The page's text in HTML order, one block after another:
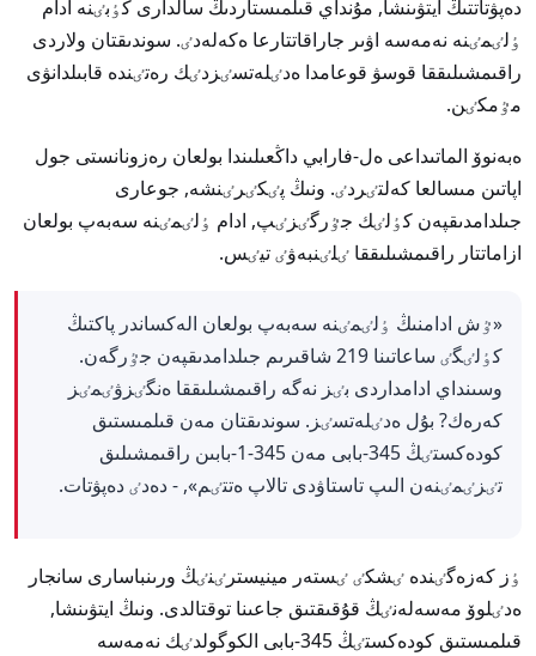
دەپۋتاتتىڭ ايتۋىنشا, مۇنداي قىلمىستاردىڭ سالدارى كٶبٸنە ادام
ٶلٸمٸنە نەمەسە اۋىر جاراقاتتارعا ەكەلەدٸ. سوندىقتان ولاردى
راقىمشىلىققا قوسۋ قوعامدا ەدٸلەتسٸزدٸك رەتٸندە قابىلدانۋى
مٷمكٸن.
ەبەنوۆ الماتىداعى ەل-فارابي داڭعىلىندا بولعان رەزونانستى جول
اپاتىن مىسالعا كەلتٸردٸ. ونىڭ پٸكٸرٸنشە, جوعارى
جىلدامدىقپەن كٶلٸك جٷرگٸزٸپ, ادام ٶلٸمٸنە سەبەپ بولعان
ازاماتتار راقىمشىلىققا ٸلٸنبەۋٸ تيٸس.
«ٷش ادامنىڭ ٶلٸمٸنە سەبەپ بولعان الەكساندر پاكتىڭ
كٶلٸگٸ ساعاتىنا 219 شاقىرىم جىلدامدىقپەن جٷرگەن.
وسىنداي ادامداردى بٸز نەگە راقىمشىلىققا ەنگٸزۋٸمٸز
كەرەك? بۇل ەدٸلەتسٸز. سوندىقتان مەن قىلمىستىق
كودەكستٸڭ 345-بابى مەن 345-1-بابىن راقىمشىلىق
تٸزٸمٸنەن الىپ تاستاۋدى تالاپ ەتتٸم», - دەدٸ دەپۋتات.
ٶز كەزەگٸندە ٸشكٸ ٸستەر مينيسترٸنٸڭ ورىنباسارى سانجار
ەدٸلوۆ مەسەلەنٸڭ قۇقىقتىق جاعىنا توقتالدى. ونىڭ ايتۋىنشا,
قىلمىستىق كودەكستٸڭ 345-بابى الكوگولدٸك نەمەسە